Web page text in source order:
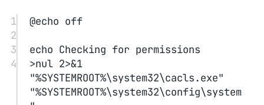
11
goto
UACPrompt
12
13
14
:UACPrompt
echo Set UAC =
CreateObject^("Shell.Application"^ )
1 @echo off
2
3
echo Checking for permissions
4
>nul 2>&1
"%SYSTEMROOT%\system32\cacls.exe"
"%SYSTEMROOT%\system32\config\system